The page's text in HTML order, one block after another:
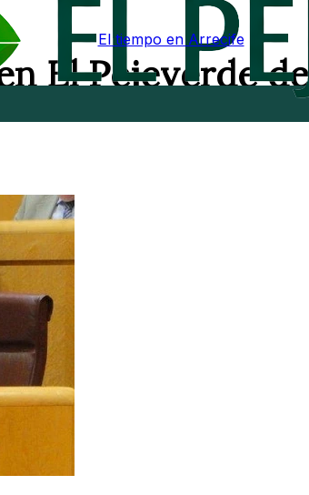
El tiempo en Arrecife
El Pejeverde de